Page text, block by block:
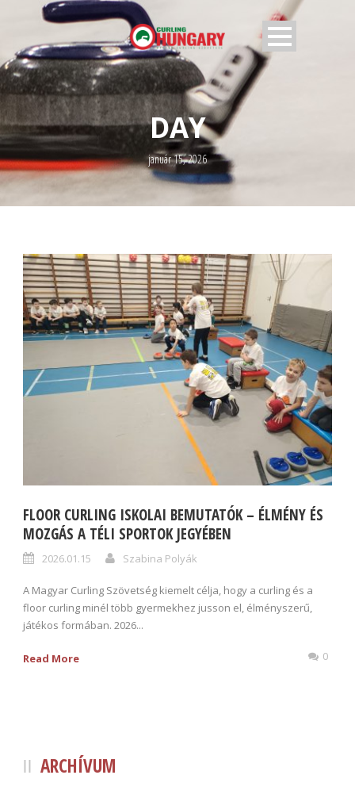
DAY
január 15, 2026
FLOOR CURLING ISKOLAI BEMUTATÓK – ÉLMÉNY ÉS
MOZGÁS A TÉLI SPORTOK JEGYÉBEN
2026.01.15 Szabina Polyák
A Magyar Curling Szövetség kiemelt célja, hogy a curling és a
floor curling minél több gyermekhez jusson el, élményszerű,
játékos formában. 2026...
Read More 0
ARCHÍVUM